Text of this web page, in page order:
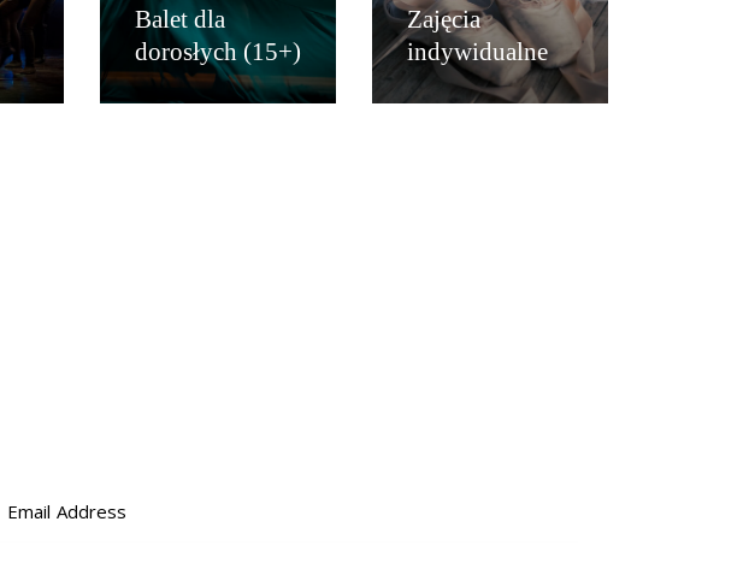
Balet dla
dorosłych (15+)
Zajęcia
indywidualne